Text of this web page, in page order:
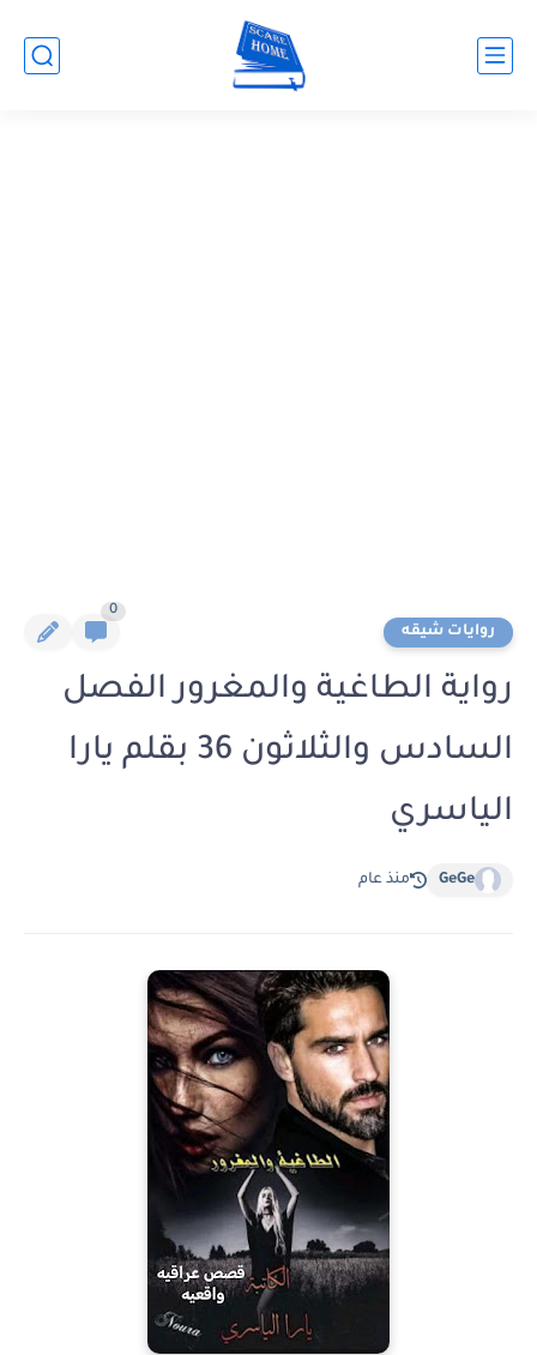
روايات شيقه
0
رواية الطاغية والمغرور الفصل
السادس والثلاثون 36 بقلم يارا
الياسري
GeGe منذ عام